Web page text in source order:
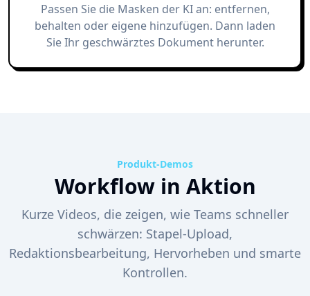
Passen Sie die Masken der KI an: entfernen,
behalten oder eigene hinzufügen. Dann laden
Sie Ihr geschwärztes Dokument herunter.
Produkt-Demos
Workflow in Aktion
Kurze Videos, die zeigen, wie Teams schneller
schwärzen: Stapel-Upload,
Redaktionsbearbeitung, Hervorheben und smarte
Kontrollen.